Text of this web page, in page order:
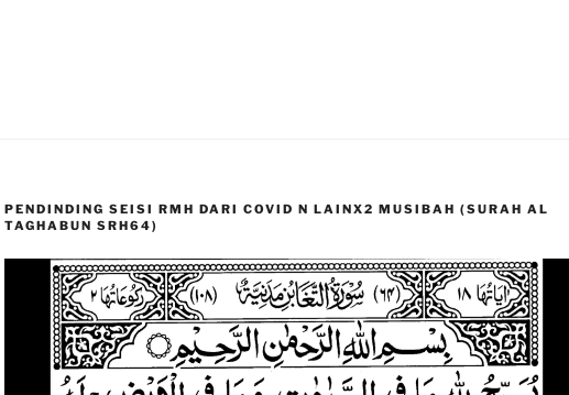
PENDINDING SEISI RMH DARI COVID N LAINX2 MUSIBAH (SURAH AL
TAGHABUN SRH64)